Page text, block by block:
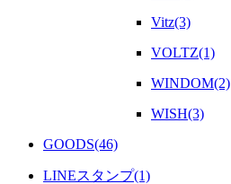
Vitz(3)
VOLTZ(1)
WINDOM(2)
WISH(3)
GOODS(46)
LINEスタンプ(1)